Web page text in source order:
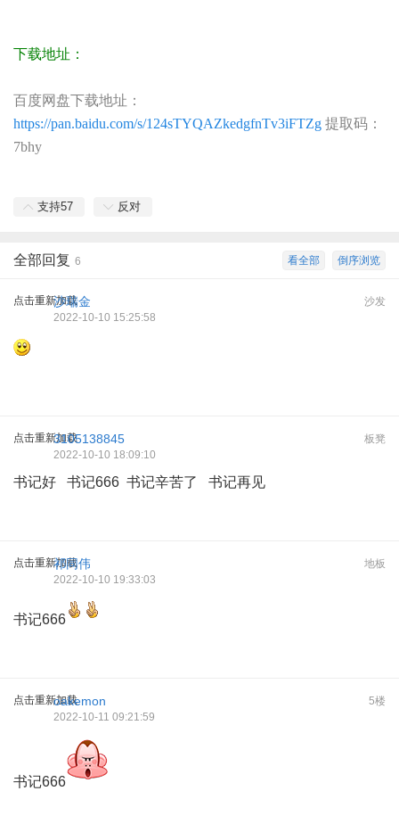
下载地址：
百度网盘下载地址：
https://pan.baidu.com/s/124sTYQAZkedgfnTv3iFTZg 提取码：
7bhy
支持57 反对
倒序浏览
看全部
全部回复 6
点击重新加载 沙发
沙瑞金
2022-10-10 15:25:58
点击重新加载 板凳
3105138845
2022-10-10 18:09:10
书记好 书记666 书记辛苦了 书记再见
点击重新加载 地板
祁同伟
2022-10-10 19:33:03
书记666
点击重新加载 5楼
oakemon
2022-10-11 09:21:59
书记666